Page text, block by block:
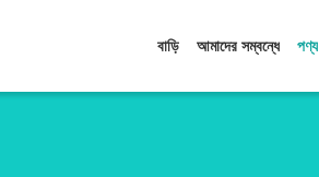
বাড়ি আমাদের সম্বন্ধে পণ্য